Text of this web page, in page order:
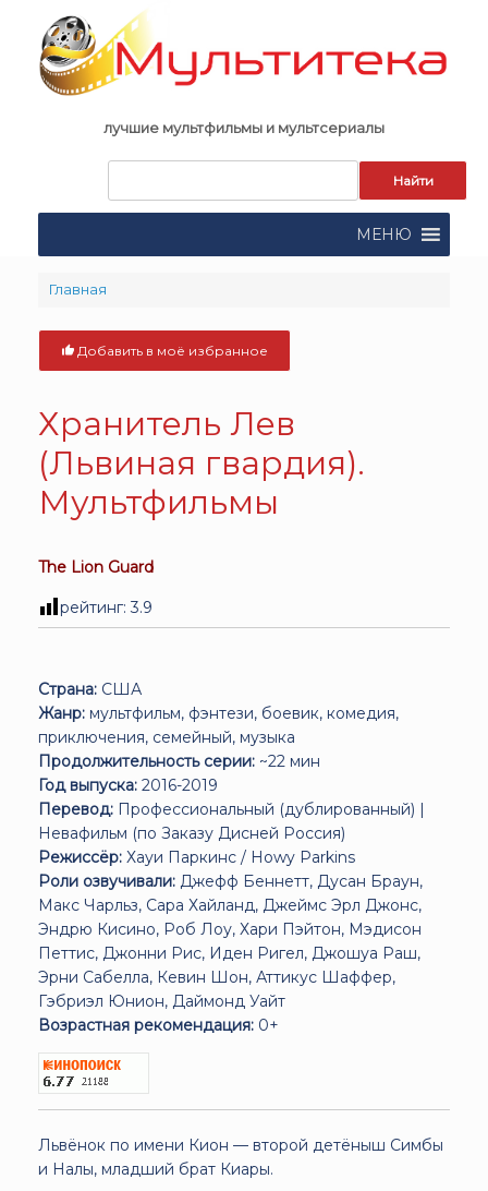
content
лучшие мультфильмы и мультсериалы
поиска:
МЕНЮ
Главная
Добавить в моё избранное
Хранитель Лев
(Львиная гвардия).
Мультфильмы
The Lion Guard
рейтинг:3.9
Страна: США
Жанр: мультфильм, фэнтези, боевик, комедия,
приключения, семейный, музыка
Продолжительность серии: ~22 мин
Год выпуска: 2016-2019
Перевод: Профессиональный (дублированный) |
Невафильм (по Заказу Дисней Россия)
Режиссёр: Хауи Паркинс / Howy Parkins
Роли озвучивали: Джефф Беннетт, Дусан Браун,
Макс Чарльз, Сара Хайланд, Джеймс Эрл Джонс,
Эндрю Кисино, Роб Лоу, Хари Пэйтон, Мэдисон
Петтис, Джонни Рис, Иден Ригел, Джошуа Раш,
Эрни Сабелла, Кевин Шон, Аттикус Шаффер,
Гэбриэл Юнион, Даймонд Уайт
Возрастная рекомендация: 0+
Львёнок по имени Кион — второй детёныш Симбы
и Налы, младший брат Киары.